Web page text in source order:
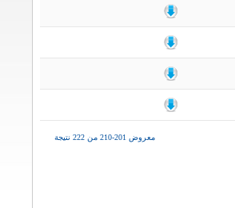
معروض 201-210 من 222 نتيجة